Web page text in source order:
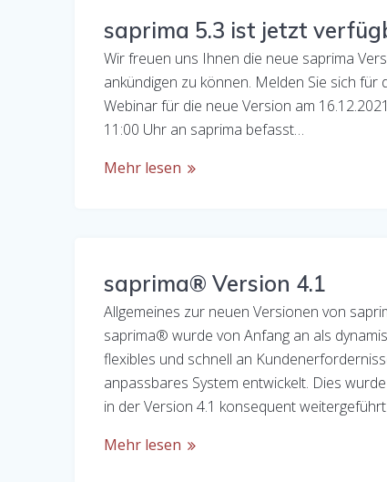
saprima 5.3 ist jetzt
Wir freuen uns Ihnen die neue saprima
ankündigen zu können. Melden Sie sich für
Webinar für die neue Version am
11:00 Uhr an saprima befasst…
Mehr lesen
saprima® Version 4.1
Allgemeines zur neuen Versionen von
saprima® wurde von Anfang an als
flexibles und schnell an
anpassbares System entwickelt. Dies
in der Version 4.1 konsequent
Mehr lesen